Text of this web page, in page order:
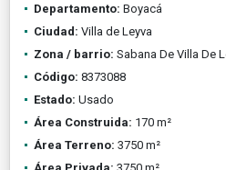
Departamento: Boyacá
Ciudad: Villa de Leyva
Zona / barrio: Sabana De Villa De
Código: 8373088
Estado: Usado
Área Construida: 170 m²
Área Terreno: 3750 m²